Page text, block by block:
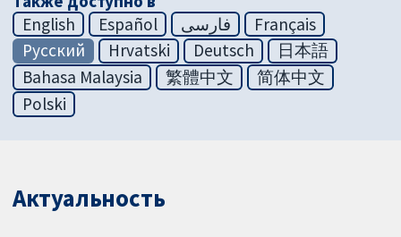
English
Español فارسی
Français
Русский
Hrvatski Deutsch
日本語
Bahasa Malaysia
繁體中文
简体中文
Polski
Актуальность